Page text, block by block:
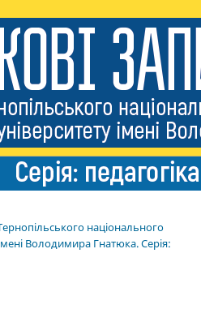
національного
Володимира Гнатюка. Серія: